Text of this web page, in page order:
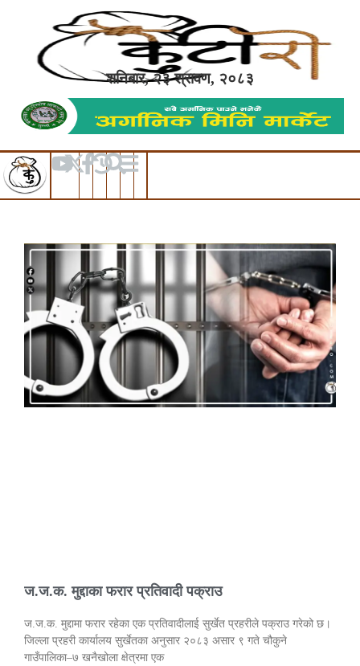
शनिबार, २३ श्रावण, २०८३
ज.ज.क. मुद्दाका फरार प्रतिवादी पक्राउ
ज.ज.क. मुद्दामा फरार रहेका एक प्रतिवादीलाई सुर्खेत प्रहरीले पक्राउ गरेको छ।
जिल्ला प्रहरी कार्यालय सुर्खेतका अनुसार २०८३ असार ९ गते चौकुने
गाउँपालिका–७ खनैखोला क्षेत्रमा एक